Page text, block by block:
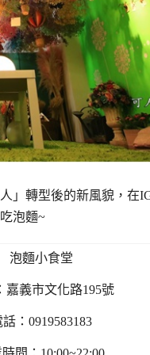
」轉型後的新風貌，在
泡麵~
泡麵小食堂
嘉義市文化路195號
：0919583183